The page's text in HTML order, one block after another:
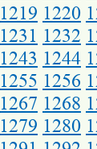
1219 1220
1231 1232
1243 1244
1255 1256
1267 1268
1279 1280